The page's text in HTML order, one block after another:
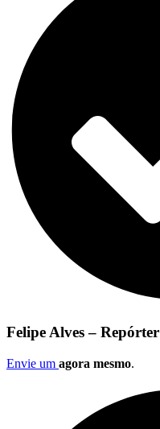
Felipe Alves – Repórter
Envie um agora mesmo.